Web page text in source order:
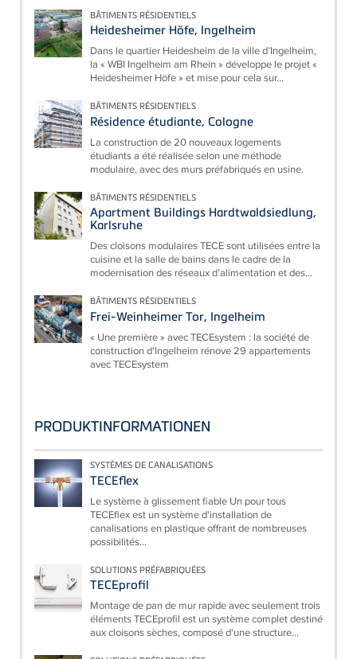
BÂTIMENTS RÉSIDENTIELS
Heidesheimer Höfe, Ingelheim
Dans le quartier Heidesheim de la ville d’Ingelheim,
la « WBI Ingelheim am Rhein » développe le projet «
Heidesheimer Höfe » et mise pour cela sur...
BÂTIMENTS RÉSIDENTIELS
Résidence étudiante, Cologne
La construction de 20 nouveaux logements
étudiants a été réalisée selon une méthode
modulaire, avec des murs préfabriqués en usine.
BÂTIMENTS RÉSIDENTIELS
Apartment Buildings Hardtwaldsiedlung,
Karlsruhe
Des cloisons modulaires TECE sont utilisées entre la
cuisine et la salle de bains dans le cadre de la
modernisation des réseaux d’alimentation et des...
BÂTIMENTS RÉSIDENTIELS
Frei-Weinheimer Tor, Ingelheim
« Une première » avec TECEsystem : la société de
construction d'Ingelheim rénove 29 appartements
avec TECEsystem
PRODUKTINFORMATIONEN
SYSTÈMES DE CANALISATIONS
TECEflex
Le système à glissement fiable Un pour tous
TECEflex est un système d'installation de
canalisations en plastique offrant de nombreuses
possibilités...
SOLUTIONS PRÉFABRIQUÉES
TECEprofil
Montage de pan de mur rapide avec seulement trois
éléments TECEprofil est un système complet destiné
aux cloisons sèches, composé d'une structure...